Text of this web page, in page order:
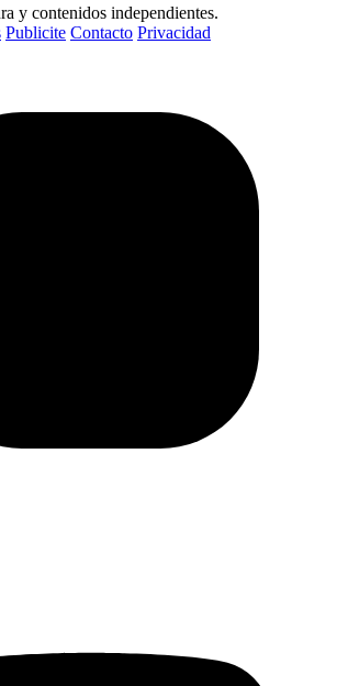
y contenidos independientes.
Publicite Contacto Privacidad